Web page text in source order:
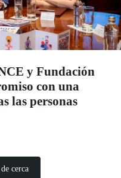
y Fundación
con una
las personas
cerca